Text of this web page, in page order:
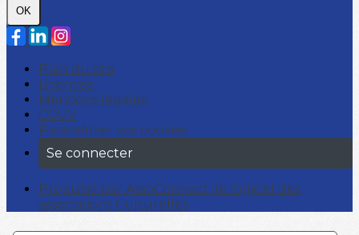
OK
Plan du site
Licences
Mentions légales
CGUV
Paramétrer vos cookies
Se connecter
Propulsé par AssoConnect, le logiciel des
associations Culturelles